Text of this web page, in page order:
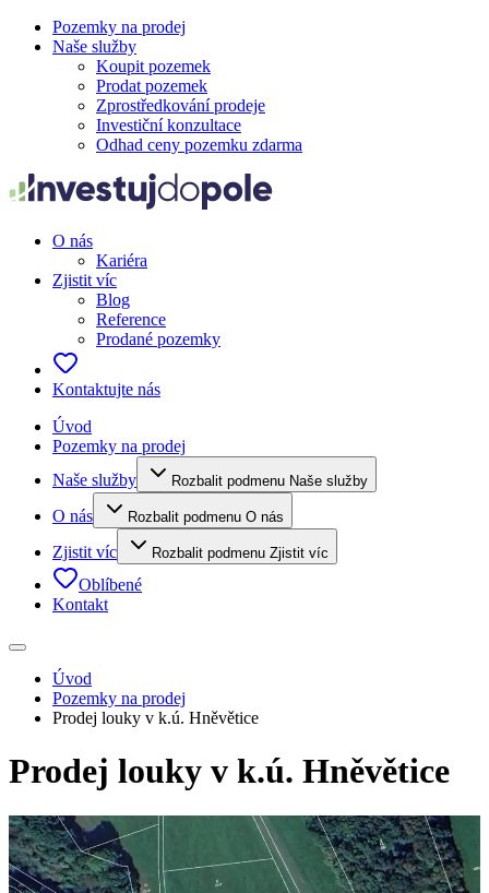
Pozemky na prodej
Naše služby
Koupit pozemek
Prodat pozemek
Zprostředkování prodeje
Investiční konzultace
Odhad ceny pozemku zdarma
O nás
Kariéra
Zjistit víc
Blog
Reference
Prodané pozemky
Kontaktujte nás
Úvod
Pozemky na prodej
Naše služby
Rozbalit podmenu Naše služby
O nás Rozbalit podmenu O nás
Zjistit víc Rozbalit podmenu Zjistit víc
Oblíbené
Kontakt
Úvod
Pozemky na prodej
Prodej louky v k.ú. Hněvětice
Prodej louky v k.ú. Hněvětice